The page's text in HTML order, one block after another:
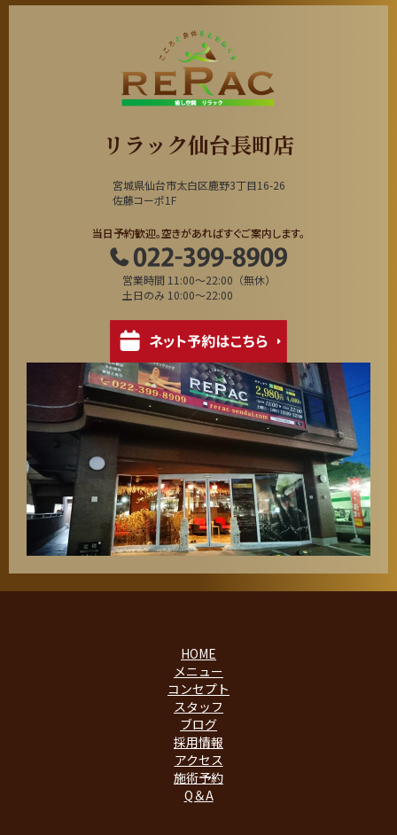
リラック仙台長町店
宮城県仙台市太白区鹿野3丁目16-26
佐藤コーポ1F
当日予約歓迎。空きがあればすぐご案内します。
営業時間 11:00～22:00（無休）
土日のみ 10:00～22:00
HOME
メニュー
コンセプト
スタッフ
ブログ
採用情報
アクセス
施術予約
Q＆A